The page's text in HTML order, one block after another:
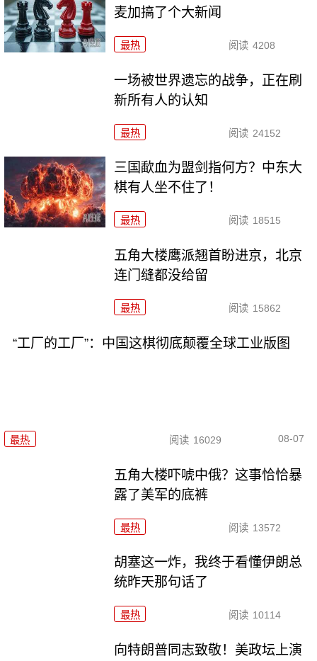
麦加搞了个大新闻
最热 阅读 4208
一场被世界遗忘的战争，正在刷
新所有人的认知
最热 阅读 24152
三国歃血为盟剑指何方？中东大
棋有人坐不住了！
最热 阅读 18515
五角大楼鹰派翘首盼进京，北京
连门缝都没给留
最热 阅读 15862
“工厂的工厂”：中国这棋彻底颠覆全球工业版图
最热 阅读 16029 08-07
五角大楼吓唬中俄？这事恰恰暴
露了美军的底裤
最热 阅读 13572
胡塞这一炸，我终于看懂伊朗总
统昨天那句话了
最热 阅读 10114
向特朗普同志致敬！美政坛上演